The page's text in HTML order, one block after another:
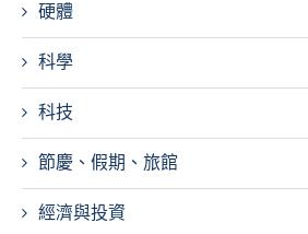
硬體
科學
科技
節慶、假期、旅館
經濟與投資